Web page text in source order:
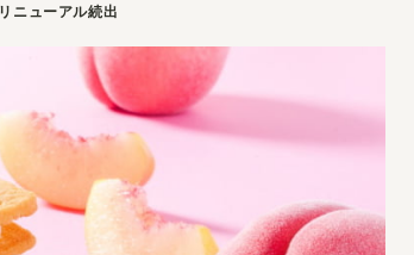
ニューアル続出